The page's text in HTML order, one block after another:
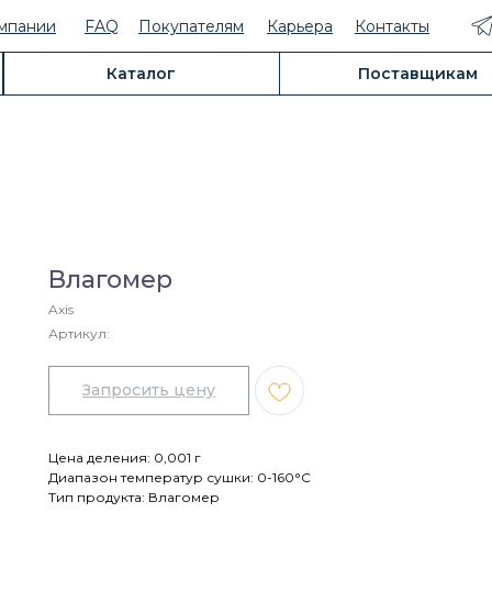
Покупателям
FAQ Контакты
Каталог Поставщикам
Карьера
Влагомер
Axis
Артикул:
Цена деления: 0,001 г
Диапазон температур сушки: 0-160°C
Тип продукта: Влагомер